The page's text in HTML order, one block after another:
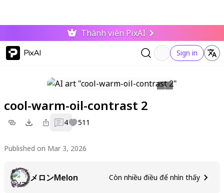
Thành viên PixAI
PixAI Sign in
cool-warm-oil-contrast 2
4 511
Published on Mar 3, 2026
メロンMelon Còn nhiều điều để nhìn thấy